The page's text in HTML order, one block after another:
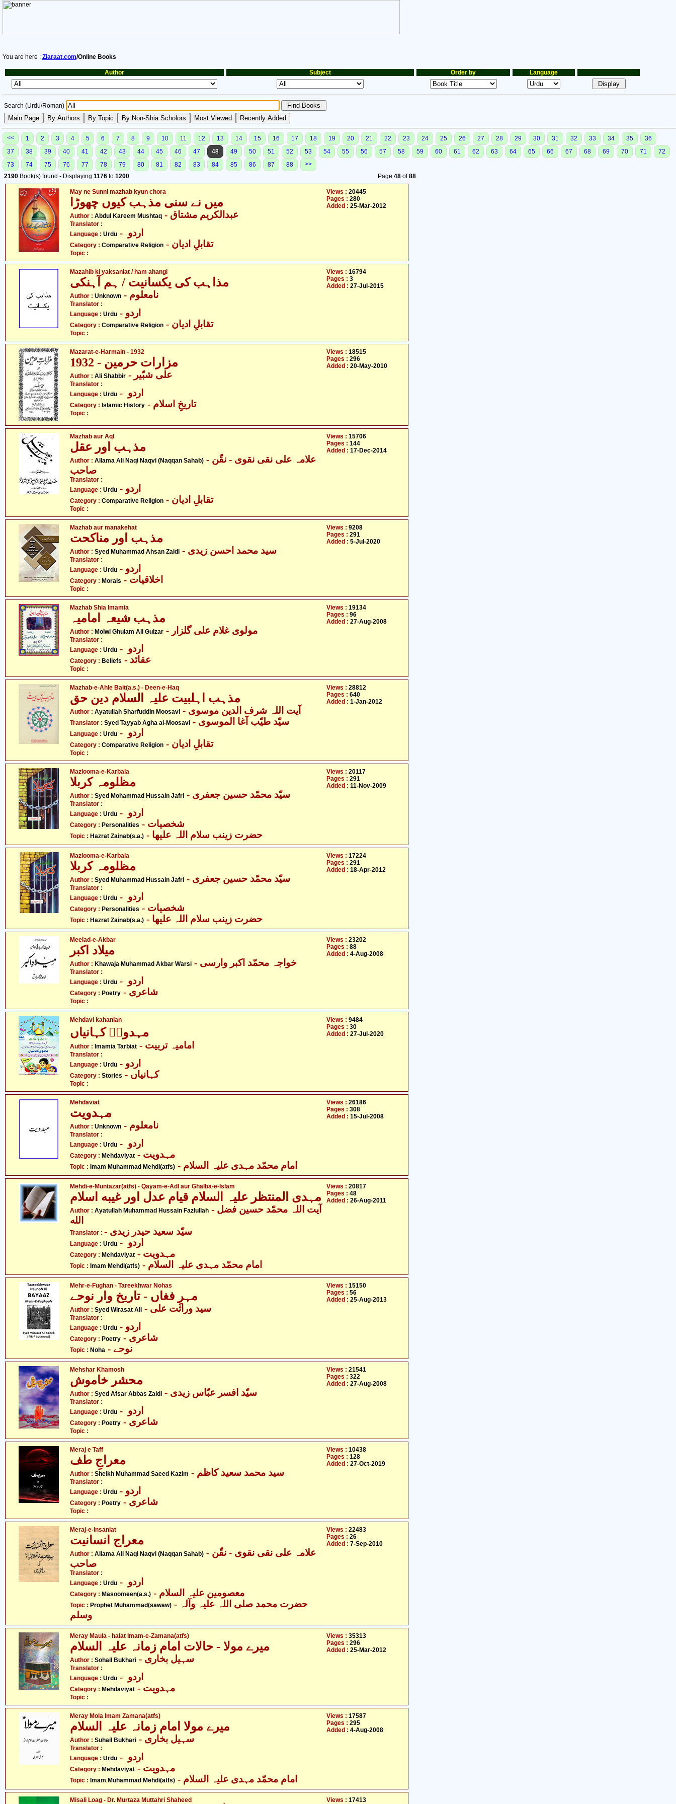
You are here : Ziaraat.com/Online Books
Author Subject Order by Language
Search (Urdu/Roman)
<< 1 2 3 4 5 6 7 8 9 10 11 12 13 14 15 16 17 18 19 20 21 22 23 24 25 26 27 28 29 30 31 32 33 34 35
36
37
38 39 40 41 42 43 44 45 46 47 48 49 50 51 52 53 54 55 56 57 58 59 60 61 62 63 64 65 66 67 68 69 70 71
72
73
74 75 76 77 78 79 80 81 82 83 84 85 86 87 88
>>
2190 Book(s) found - Displaying 1176 to 1200 Page 48of88
May ne Sunni mazhab kyun chora
میں نے سنی مذہب کیوں چھوڑا
Author : Abdul Kareem Mushtaq - عبدالکریم مشتاق
Translator :
Language : Urdu
Category : Comparative Religion - تقابلِ ادیان
Topic :
Views : 20445
Pages : 280
Added : 25-Mar-2012
Mazahib ki yaksaniat / ham ahangi
مذاہب کی یکسانیت / ہم آہنکی
Author : Unknown - نامعلوم
Translator :
Language : Urdu - اردو
Category : Comparative Religion - تقابلِ ادیان
Topic :
Views : 16794
Pages : 3
Added : 27-Jul-2015
Mazarat-e-Harmain - 1932
Author : Ali Shabbir - علی شبّیر
Translator :
Language : Urdu
Category : Islamic History - تاریخِ اسلام
Topic :
Views : 18515
Pages : 296
Added : 20-May-2010
Mazhab aur Aql
مذہب اور عقل
Author : Allama Ali Naqi Naqvi (Naqqan Sahab) - علامہ علی نقی نقوی - نقّن
صاحب
Translator :
Language : Urdu - اردو
Category : Comparative Religion - تقابلِ ادیان
Topic :
Views : 15706
Pages : 144
Added : 17-Dec-2014
Mazhab aur manakehat
مذہب اور مناکحت
Author : Syed Muhammad Ahsan Zaidi - سید محمد احسن زیدی
Translator :
Language : Urdu - اردو
Category : Morals - اخلاقیات
Topic :
Views : 9208
Pages : 291
Added : 5-Jul-2020
Mazhab Shia Imamia
Author : Molwi Ghulam Ali Gulzar
Translator :
Language : Urdu
Category : Beliefs - عقائد
Topic :
Views : 19134
Pages : 96
Added : 27-Aug-2008
Mazhab-e-Ahle Bait(a.s.) - Deen-e-Haq
Author : Ayatullah Sharfuddin Moosavi - آیت اللہ شرف الدین موسوی
Translator : Syed Tayyab Agha al-Moosavi - سیّد طیّب آغا الموسوی
Language : Urdu
Category : Comparative Religion - تقابلِ ادیان
Topic :
Views : 28812
Pages : 640
Added : 1-Jan-2012
Mazlooma-e-Karbala
Author : Syed Mohammad Hussain Jafri - سیّد محمّد حسین جعفری
Translator :
Language : Urdu
Category : Personalities - شخصیات
Topic : Hazrat Zainab(s.a.) - حضرت زینب سلام اللہ علیھا
Views : 20117
Pages : 291
Added : 11-Nov-2009
Mazlooma-e-Karbala
مظلومہ کربلا
Author : Syed Muhammad Hussain Jafri - سیّد محمّد حسین جعفری
Translator :
Language : Urdu
Category : Personalities - شخصیات
Topic : Hazrat Zainab(s.a.) - حضرت زینب سلام اللہ علیھا
Views : 17224
Pages : 291
Added : 18-Apr-2012
Meelad-e-Akbar
میلاد اکبر
Author : Khawaja Muhammad Akbar Warsi - خواجہ محمّد اکبر وارسی
Translator :
Language : Urdu
Category : Poetry - شاعری
Topic :
Views : 23202
Pages : 88
Added : 4-Aug-2008
Mehdavi kahanian
مہدویؑ کہانیاں
Author : Imamia Tarbiat - امامیہ تربیت
Translator :
Language : Urdu - اردو
Category : Stories - کہانیاں
Topic :
Views : 9484
Pages : 30
Added : 27-Jul-2020
Mehdaviat
Author : Unknown - نامعلوم
Translator :
Language : Urdu
Category : Mehdaviyat - مہدویت
Topic : Imam Muhammad Mehdi(atfs) - امام محمّد مہدی علیہ السلام
Views : 26186
Pages : 308
Added : 15-Jul-2008
Mehdi-e-Muntazar(atfs) - Qayam-e-Adl aur Ghalba-e-Islam
Author : Ayatullah Muhammad Hussain Fazlullah - آیت اللہ محمّد حسین فضل
الله
Translator :
Language : Urdu
Category : Mehdaviyat - مہدویت
Topic : Imam Mehdi(atfs) - امام محمّد مہدی علیہ السلام
Views : 20817
Pages : 48
Added : 26-Aug-2011
Mehr-e-Fughan - Tareekhwar Nohas
مہرِ فغاں - تاریخ وار نوحے
Author : Syed Wirasat Ali - سید وراثت علی
Translator :
Language : Urdu - اردو
Category : Poetry - شاعری
Topic : Noha - نوحے
Views : 15150
Pages : 56
Added : 25-Aug-2013
Mehshar Khamosh
Author : Syed Afsar Abbas Zaidi - سیّد افسر عبّاس زیدی
Translator :
Language : Urdu
Category : Poetry - شاعری
Topic :
Views : 21541
Pages : 322
Added : 27-Aug-2008
Meraj e Taff
معراجِ طف
Author : Sheikh Muhammad Saeed Kazim - سید محمد سعید کاظم
Translator :
Language : Urdu - اردو
Category : Poetry - شاعری
Topic :
Views : 10438
Pages : 128
Added : 27-Oct-2019
Meraj-e-Insaniat
Author : Allama Ali Naqi Naqvi (Naqqan Sahab) - علامہ علی نقی نقوی - نقّن
صاحب
Translator :
Language : Urdu
Category : Masoomeen(a.s.)
Topic : Prophet Muhammad(sawaw) - حضرت محمد صلی اللہ علیہ وآلہ
وسلم
Views : 22483
Pages : 26
Added : 7-Sep-2010
Meray Maula - halat Imam-e-Zamana(atfs)
میرے مولا - حالات امام زمانہ علیہ السلام
Author : Sohail Bukhari - سہیل بخاری
Translator :
Language : Urdu
Category : Mehdaviyat - مہدویت
Topic :
Views : 35313
Pages : 296
Added : 25-Mar-2012
Meray Mola Imam Zamana(atfs)
میرے مولا امام زمانہ علیہ السلام
Author : Suhail Bukhari - سہیل بخاری
Translator :
Language : Urdu
Category : Mehdaviyat - مہدویت
Topic : Imam Muhammad Mehdi(atfs) - امام محمّد مہدی علیہ السلام
Views : 17587
Pages : 295
Added : 4-Aug-2008
Misali Loag - Dr. Murtaza Muttahri Shaheed Views : 17413